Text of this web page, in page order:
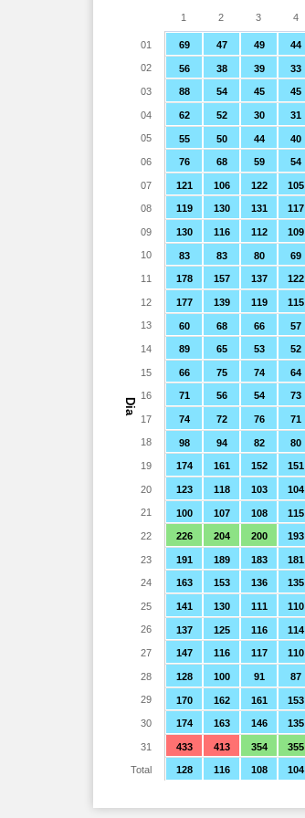
Dia
69 47 49 44
56 38 39 33
88 54 45 45
62 52 30 31
55 50 44 40
76 68 59 54
121 106 122 105
119 130 131 117
130 116 112 109
83 83 80 69
178 157 137 122
177 139 119 115
60 68 66 57
89 65 53 52
66 75 74 64
71 56 54 73
74 72 76 71
98 94 82 80
174 161 152 151
123 118 103 104
100 107 108 115
226 204 200 193
191 189 183 181
163 153 136 135
141 130 111 110
137 125 116 114
147 116 117 110
128 100 91 87
170 162 161 153
174 163 146 135
433 413 354 355
128 116 108 104
1 2 3 4
01
02
03
04
05
06
07
08
09
10
11
12
13
14
15
16
17
18
19
20
21
22
23
24
25
26
27
28
29
30
31
Total